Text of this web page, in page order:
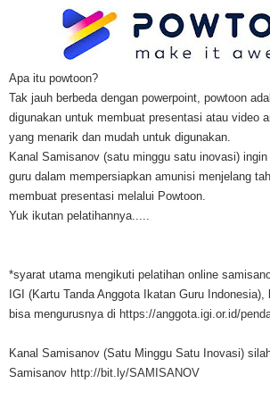
Apa itu powtoon?
Tak jauh berbeda dengan powerpoint, powtoon
digunakan untuk membuat presentasi atau video
yang menarik dan mudah untuk digunakan.
Kanal Samisanov (satu minggu satu inovasi)
guru dalam mempersiapkan amunisi menjelang
membuat presentasi melalui Powtoon.
Yuk ikutan pelatihannya.....
*syarat utama mengikuti pelatihan online
IGI (Kartu Tanda Anggota Ikatan Guru
bisa mengurusnya di https://anggota.igi.or.id/
Kanal Samisanov (Satu Minggu Satu Inovasi)
Samisanov http://bit.ly/SAMISANOV